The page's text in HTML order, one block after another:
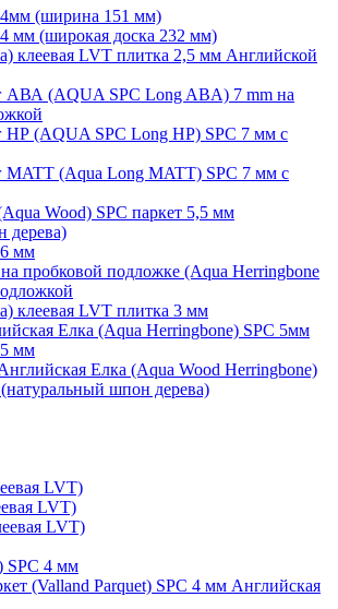
(ширина 151 мм)
мм (широкая доска 232 мм)
клеевая LVT плитка 2,5 мм Английской
АВА (AQUA SPC Long ABA) 7 mm на
НР (AQUA SPC Long HP) SPC 7 мм с
MATT (Aqua Long MATT) SPC 7 мм с
Wood) SPC паркет 5,5 мм
дерева)
мм
пробковой подложке (Aqua Herringbone
клеевая LVT плитка 3 мм
Елка (Aqua Herringbone) SPC 5мм
мм
Елка (Aqua Wood Herringbone)
шпон дерева)
LVT)
LVT)
LVT)
SPC 4 мм
(Valland Parquet) SPC 4 мм Английская